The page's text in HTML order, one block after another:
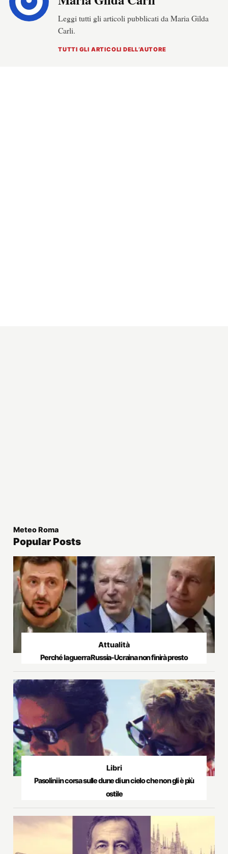
Leggi tutti gli articoli pubblicati da Maria Gilda
Carli.
TUTTI GLI ARTICOLI DELL’AUTORE
Meteo Roma
Popular Posts
Attualità
Perché la guerra Russia-Ucraina non finirà presto
Libri
Pasolini in corsa sulle dune di un cielo che non gli è più
ostile